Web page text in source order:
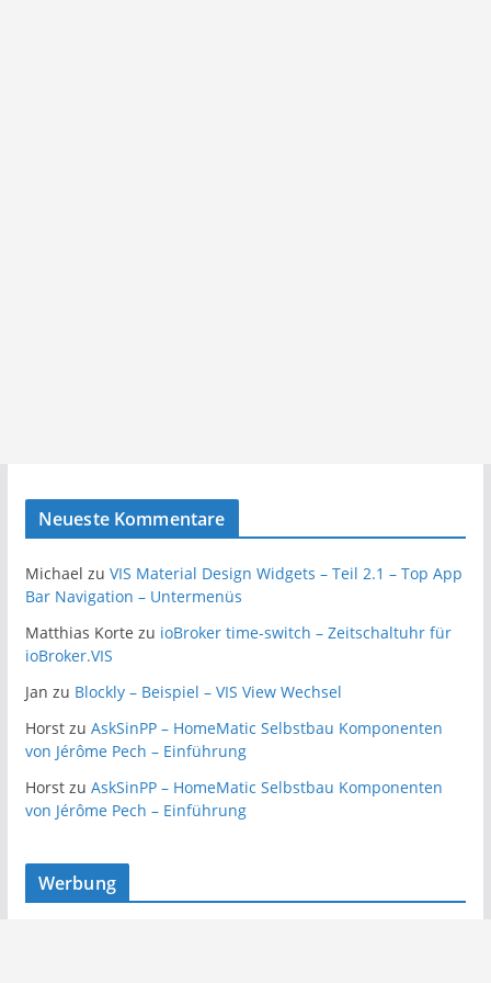
Neueste Kommentare
Michael zu VIS Material Design Widgets – Teil 2.1 – Top App
Bar Navigation – Untermenüs
Matthias Korte zu ioBroker time-switch – Zeitschaltuhr für
ioBroker.VIS
Jan zu Blockly – Beispiel – VIS View Wechsel
Horstzu AskSinPP – HomeMatic Selbstbau Komponenten
von Jérôme Pech – Einführung
Horstzu AskSinPP – HomeMatic Selbstbau Komponenten
von Jérôme Pech – Einführung
Werbung